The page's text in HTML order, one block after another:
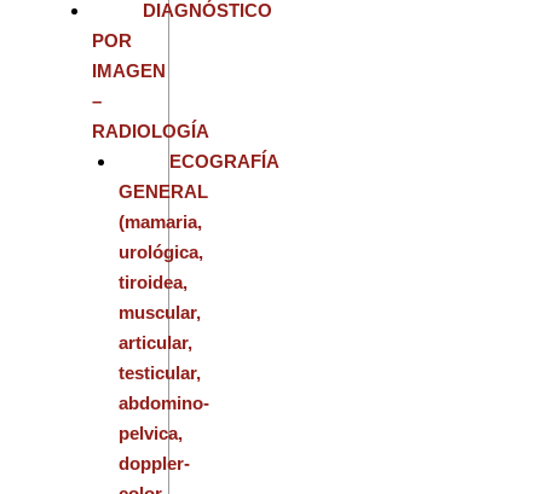
DIAGNÓSTICO
POR
IMAGEN
–
RADIOLOGÍA
ECOGRAFÍA
GENERAL
(mamaria,
urológica,
tiroidea,
muscular,
articular,
testicular,
abdomino-
pelvica,
doppler-